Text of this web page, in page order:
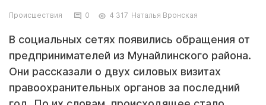
Происшествия 0 4 317 Наталья Вронская
В социальных сетях появились обращения от
предпринимателей из Мунайлинского района.
Они рассказали о двух силовых визитах
правоохранительных органов за последний